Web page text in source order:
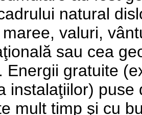
natural
valuri,
sau cea
Energii gratuite
instalaţiilor)
mult timp şi cu